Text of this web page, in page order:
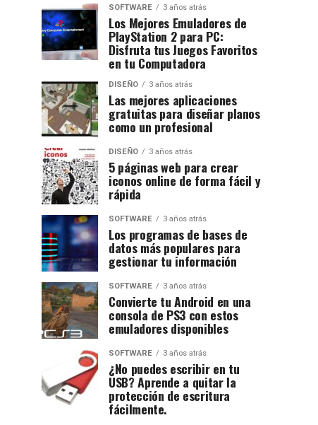
SOFTWARE 3 años atrás
Los Mejores Emuladores de
PlayStation 2 para PC:
Disfruta tus Juegos Favoritos
en tu Computadora
DISEÑO 3 años atrás
Las mejores aplicaciones
gratuitas para diseñar planos
como un profesional
DISEÑO 3 años atrás
5 páginas web para crear
iconos online de forma fácil y
rápida
SOFTWARE 3 años atrás
Los programas de bases de
datos más populares para
gestionar tu información
SOFTWARE 3 años atrás
Convierte tu Android en una
consola de PS3 con estos
emuladores disponibles
SOFTWARE 3 años atrás
¿No puedes escribir en tu
USB? Aprende a quitar la
protección de escritura
fácilmente.